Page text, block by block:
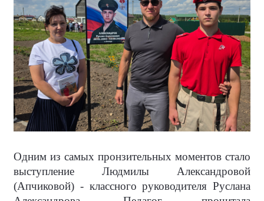
Одним из самых пронзительных моментов стало
выступление Людмилы Александровой
(Апчиковой) - классного руководителя Руслана